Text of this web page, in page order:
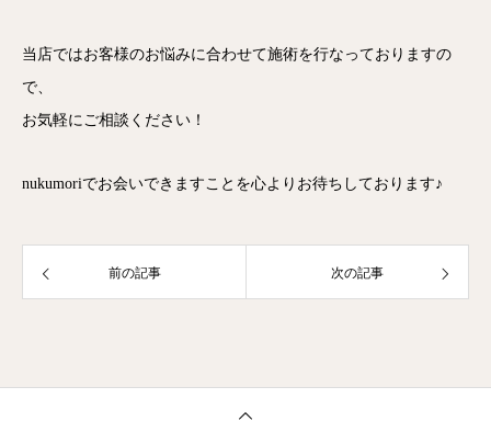
当店ではお客様のお悩みに合わせて施術を行なっておりますの
で、
お気軽にご相談ください！
nukumoriでお会いできますことを心よりお待ちしております♪
前の記事 次の記事